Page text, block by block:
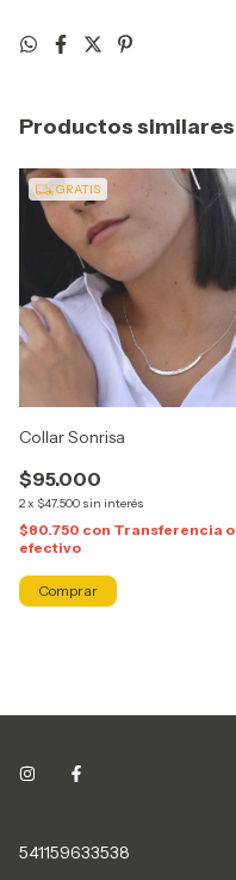
Productos similares
GRATIS
Collar Sonrisa
$95.000
2x $47.500 sin interés
$80.750 con Transferencia o
efectivo
541159633538